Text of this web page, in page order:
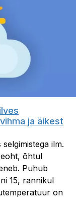
ja äikest
ilm.
õhtul
Puhub
15, rannikul
on